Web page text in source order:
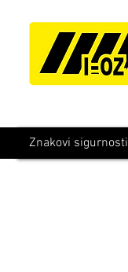
Znakovi sigurnosti